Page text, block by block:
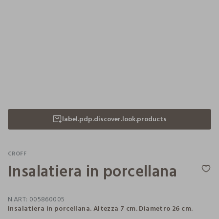
label.pdp.discover.look.products
CROFF
Insalatiera in porcellana
N.ART: 005860005
Insalatiera in porcellana. Altezza 7 cm. Diametro 26 cm.